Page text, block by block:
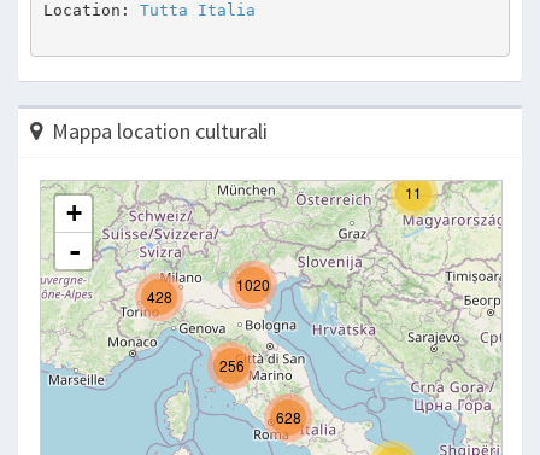
Location: Tutta Italia
Mappa location culturali